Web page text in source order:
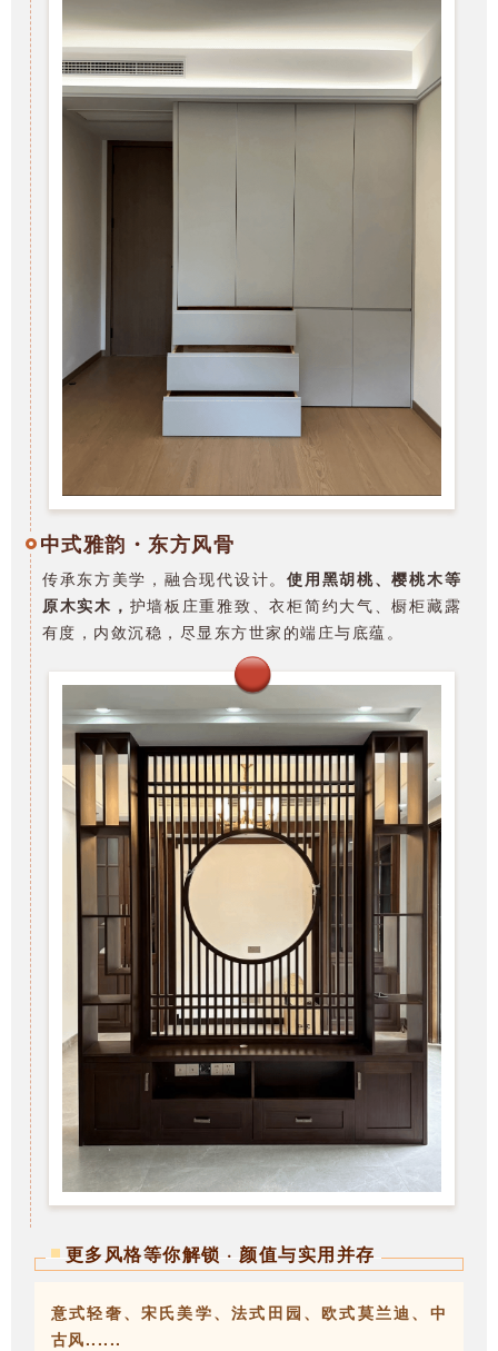
中式雅韵・东方风骨
传承东方美学，融合现代设计。使用黑胡桃、樱桃木等
原木实木， 护墙板庄重雅致、衣柜简约大气、橱柜藏露
有度，内敛沉稳，尽显东方世家的端庄与底蕴。
更多风格等你解锁 · 颜值与实用并存
意式轻奢、宋氏美学、法式田园、欧式莫兰迪、中
古风......